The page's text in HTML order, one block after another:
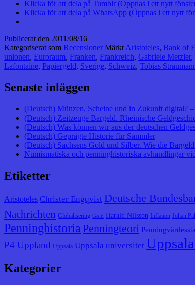
Klicka för att dela på Tumblr (Öppnas i ett nytt
Klicka för att dela på WhatsApp (Öppnas i ett nytt
Publicerat den 2011/08/16
Kategoriserat som Recensioner Märkt Aristoteles, Bank of
unionen, Euroraum, Franken, Frankreich, Gabriele Metzler,
Lafontaine, Papiergeld, Sverige, Schweiz, Tobias
Senaste inläggen
(Deutsch) Münzen, Scheine und in Zukunft digital?
(Deutsch) Zeitzeuge Bargeld. Rheinische
(Deutsch) Was können wir aus der deutschen
(Deutsch) Geprägte Historie für Sammler
(Deutsch) Sachsens Gold und Silber. Wie die
Numismatiska och penninghistoriska avhandlingar
Etiketter
Aristoteles Christer Engqvist Deutsche
Nachrichten Globalisering Gold Harald Nilsson Inflation Johan
Penninghistoria Penningteori
P4 Uppland Uppsala Uppsala universitet
Kategorier